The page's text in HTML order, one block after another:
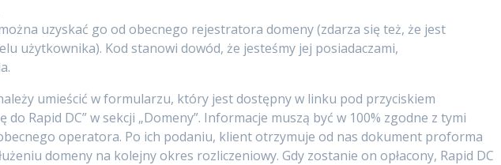
uzyskać go od obecnego rejestratora domeny (zdarza się też, że jest
użytkownika). Kod stanowi dowód, że jesteśmy jej posiadaczami,
umieścić w formularzu, który jest dostępny w linku pod przyciskiem
do Rapid DC” w sekcji „Domeny”. Informacje muszą być w 100% zgodne z tymi
operatora. Po ich podaniu, klient otrzymuje od nas dokument proforma
domeny na kolejny okres rozliczeniowy. Gdy zostanie on opłacony, Rapid DC